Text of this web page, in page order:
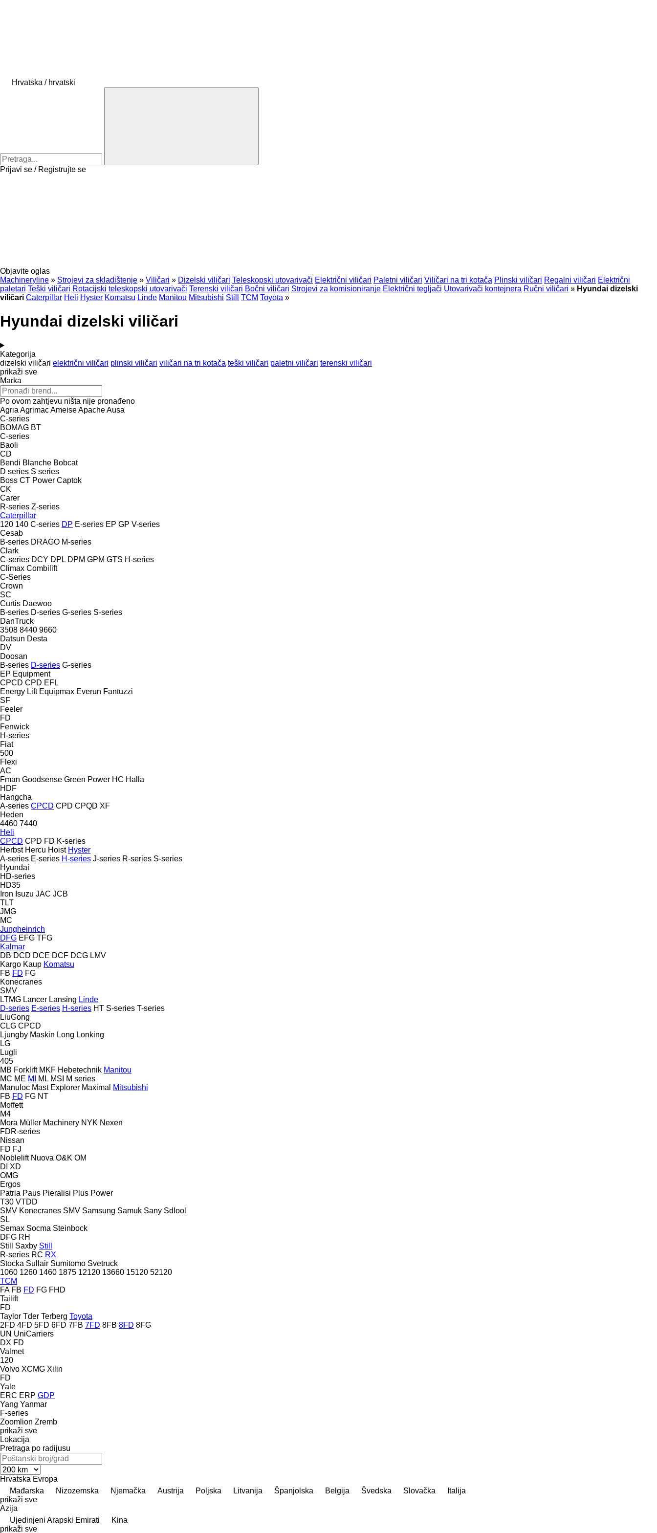
Hrvatska / hrvatski
Prijavi se / Registrujte se
Objavite oglas
Machineryline » Strojevi za skladištenje » Viličari » Dizelski viličari Teleskopski utovarivači Električni viličari Paletni viličari Viličari na tri kotača Plinski viličari Regalni viličari Električni
paletari Teški viličari Rotacijski teleskopski utovarivači Terenski viličari Bočni viličari Strojevi za komisioniranje Električni tegljači Utovarivači kontejnera Ručni viličari » Hyundai dizelski
viličari Caterpillar Heli Hyster Komatsu Linde Manitou Mitsubishi Still TCM Toyota »
Hyundai dizelski viličari
Kategorija
dizelski viličari električni viličari plinski viličari viličari na tri kotača teški viličari paletni viličari terenski viličari
prikaži sve
Marka
Po ovom zahtjevu ništa nije pronađeno
Agria AgrimacAmeiseApacheAusa
C-series
BOMAG BT
C-series
Baoli
CD
Bendi Blanche Bobcat
D series S series
Boss CT Power Captok
CK
Carer
R-series Z-series
Caterpillar
120 140 C-series DP E-series EP GP V-series
Cesab
B-series DRAGO M-series
Clark
C-series DCY DPL DPM GPM GTS H-series
Climax Combilift
C-Series
Crown
SC
Curtis Daewoo
B-series D-series G-series S-series
DanTruck
3508 8440 9660
Datsun Desta
DV
Doosan
B-series D-series G-series
EP Equipment
CPCD CPD EFL
Energy Lift Equipmax Everun Fantuzzi
SF
Feeler
FD
Fenwick
H-series
Fiat
500
Flexi
AC
Fman Goodsense Green Power HC Halla
HDF
Hangcha
A-series CPCD CPD CPQD XF
Heden
4460 7440
Heli
CPCD CPD FD K-series
Herbst Hercu Hoist Hyster
A-series E-series H-series J-series R-series S-series
Hyundai
HD-series
HD35
Iron Isuzu JAC JCB
TLT
JMG
MC
Jungheinrich
DFG EFG TFG
Kalmar
DB DCD DCE DCF DCG LMV
Kargo Kaup Komatsu
FB FD FG
Konecranes
SMV
LTMG Lancer Lansing Linde
D-series E-series H-series HT S-series T-series
LiuGong
CLG CPCD
Ljungby Maskin Long Lonking
LG
Lugli
405
MB Forklift MKF Hebetechnik Manitou
MC ME MI ML MSI
M series
Manuloc Mast Explorer Maximal
Mitsubishi
FB FD FG NT
Moffett
M4
Mora Müller Machinery NYK Nexen
FDR-series
Nissan
FD FJ
Noblelift Nuova O&K OM
DI XD
OMG
Ergos
Patria Paus Pieralisi Plus Power
T30 VTDD
SMV Konecranes SMV Samsung Samuk Sany Sdlool
SL
Semax Socma Steinbock
DFG RH
Still Saxby Still
R-series RC RX
Stocka Sullair Sumitomo Svetruck
1060 1260 1460 1875 12120 13660 15120 52120
TCM
FA FB FD FG FHD
Tailift
FD
Taylor Tder Terberg Toyota
2FD 4FD 5FD 6FD 7FB 7FD 8FB 8FD 8FG
UN UniCarriers
DX FD
Valmet
120
Volvo XCMG Xilin
FD
Yale
ERC ERP GDP
Yang Yanmar
F-series
Zoomlion Zremb
prikaži sve
Lokacija
Pretraga po radijusu
Hrvatska Evropa
Mađarska
Nizozemska Njemačka Austrija Poljska Litvanija Španjolska Belgija Švedska Slovačka
Italija
prikaži sve
Azija
Ujedinjeni Arapski Emirati
Kina
prikaži sve